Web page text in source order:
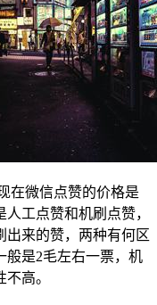
在微信点赞的价格是
工点赞和机刷点赞，
出来的赞，两种有何区
般是2毛左右一票，机
高。